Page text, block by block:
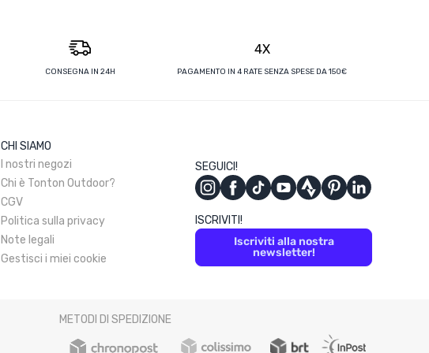
CONSEGNA IN 24H
4X
PAGAMENTO IN 4 RATE SENZA SPESE DA 150€
CHI SIAMO
I nostri negozi
Chi è Tonton Outdoor?
CGV
Politica sulla privacy
Note legali
Gestisci i miei cookie
SEGUICI!
ISCRIVITI!
Iscriviti alla nostra
newsletter!
METODI DI SPEDIZIONE